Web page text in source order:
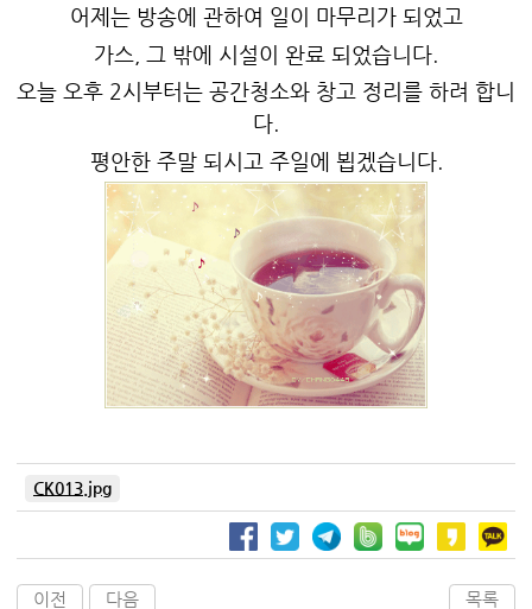
어제는 방송에 관하여 일이 마무리가 되었고
가스, 그 밖에 시설이 완료 되었습니다.
오늘 오후 2시부터는 공간청소와 창고 정리를 하려 합니
다.
평안한 주말 되시고 주일에 뵙겠습니다.
CK013.jpg
이전 다음 목록